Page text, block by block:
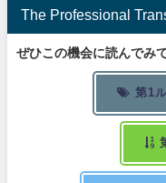
The Professional
ぜひこの機会に読んでみ
第1